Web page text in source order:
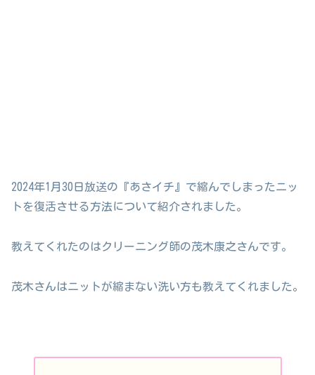
2024年1月30日放送の『あさイチ』で縮んでしまったニッ
トを復活させる方法について紹介されました。
教えてくれたのはクリーニング師の茂木康之さんです。
茂木さんはニットが縮まない洗い方も教えてくれました。